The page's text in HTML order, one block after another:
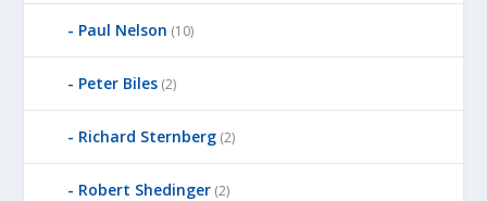
Paul Nelson (10)
Peter Biles (2)
Richard Sternberg (2)
Robert Shedinger (2)